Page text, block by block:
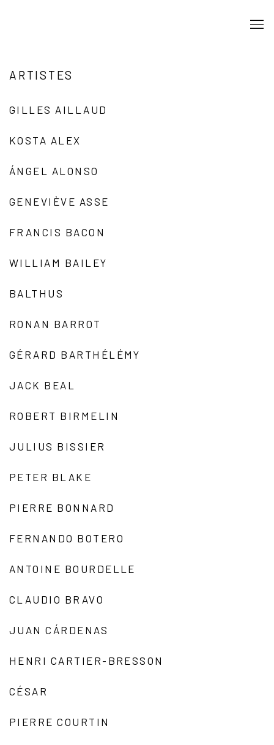
ARTISTES
GILLES AILLAUD
KOSTA ALEX
ÁNGEL ALONSO
GENEVIÈVE ASSE
FRANCIS BACON
WILLIAM BAILEY
BALTHUS
RONAN BARROT
GÉRARD BARTHÉLÉMY
JACK BEAL
ROBERT BIRMELIN
JULIUS BISSIER
PETER BLAKE
PIERRE BONNARD
FERNANDO BOTERO
ANTOINE BOURDELLE
CLAUDIO BRAVO
JUAN CÁRDENAS
HENRI CARTIER-BRESSON
CÉSAR
PIERRE COURTIN